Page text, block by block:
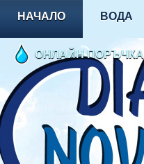
НАЧАЛО ВОДА
ОНЛАЙН ПОРЪЧКА